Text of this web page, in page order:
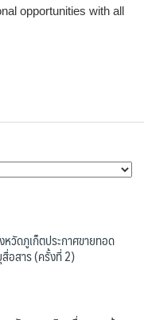
opportunities with all
วัดภูเก็ตประกาศขายทอด
อสาร (ครั้งที่ 2)